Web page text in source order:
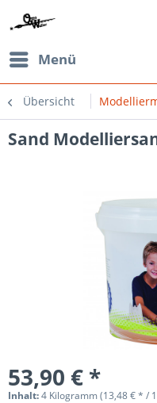
Menü
Übersicht
Sand
53,90 € *
Inhalt:4 Kilogramm (13,48 € * /